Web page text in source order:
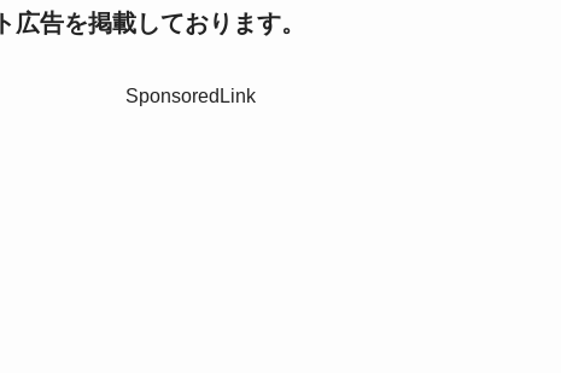
告を掲載しております。
SponsoredLink